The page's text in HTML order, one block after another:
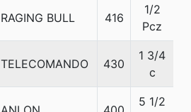
RAGING BULL 416
1/2
Pcz
TELECOMANDO 430
1 3/4
c
5 1/2